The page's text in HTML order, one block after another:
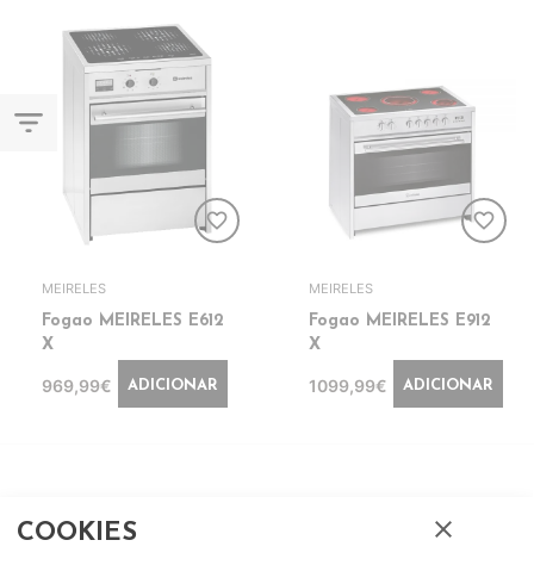
filter_list
favorite_border
MEIRELES
Fogao MEIRELES E612
X
969,99€ ADICIONAR
favorite_border
MEIRELES
Fogao MEIRELES E912
X
1099,99€ ADICIONAR
COOKIES close